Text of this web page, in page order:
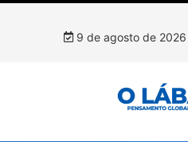
9 de agosto de 2026